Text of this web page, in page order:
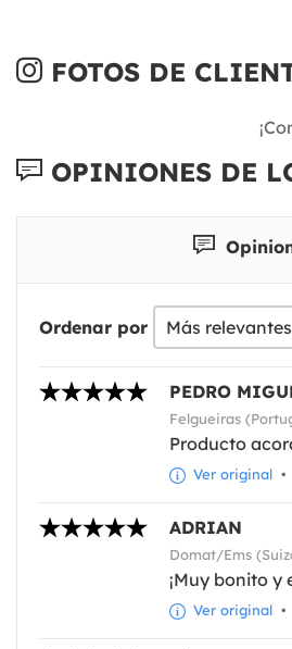
FOTOS DE
OPINIONES DE
Ordenar por
PEDRO
Felgueiras
Producto
Ver original •
ADRIAN
Domat/Ems
¡Muy bonito y
Ver original •